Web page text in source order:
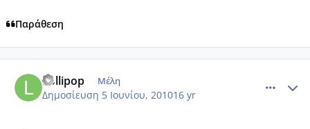
Παράθεση
Lollipop Μέλη
Δημοσίευση 5 Ιουνίου, 201016 yr